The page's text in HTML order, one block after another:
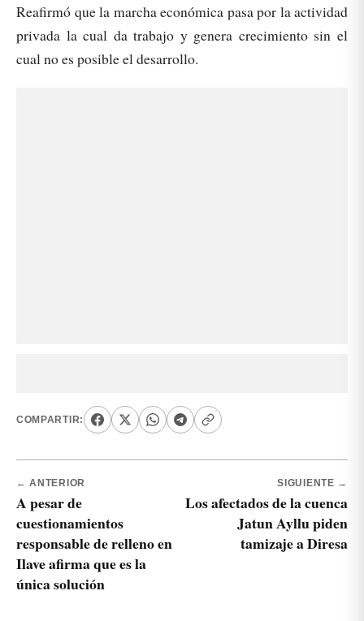
Reafirmó que la marcha económica pasa por la actividad
privada la cual da trabajo y genera crecimiento sin el
cual no es posible el desarrollo.
COMPARTIR:
← ANTERIOR
A pesar de
cuestionamientos
responsable de relleno en
Ilave afirma que es la
única solución
SIGUIENTE →
Los afectados de la cuenca
Jatun Ayllu piden
tamizaje a Diresa